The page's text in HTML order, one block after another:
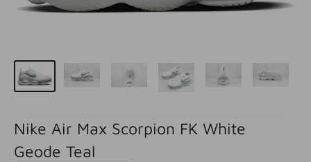
Nike Air Max Scorpion FK White
Geode Teal